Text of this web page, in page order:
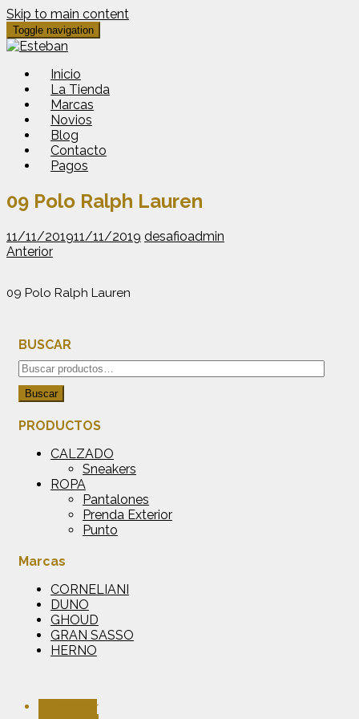
Skip to main content
Toggle navigation
Inicio
La Tienda
Marcas
Novios
Blog
Contacto
Pagos
09 Polo Ralph Lauren
11/11/201911/11/2019 desafioadmin
Anterior
09 Polo Ralph Lauren
BUSCAR
Buscar
por:
Buscar
PRODUCTOS
CALZADO
Sneakers
ROPA
Pantalones
Prenda Exterior
Punto
Marcas
CORNELIANI
DUNO
GHOUD
GRAN SASSO
HERNO